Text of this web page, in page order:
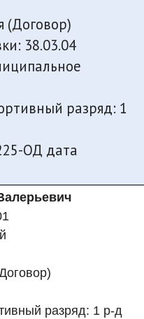
(Договор)
38.03.04
разряд: 1
ОД дата
разряд: 1 р-д